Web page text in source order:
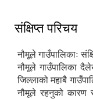
संक्षिप्त परिचय
नौमूले गाउँपालिकाः
नौमूले गाउँपालिका
जिल्लाको महाबै
नौमूले रहनुको कारण